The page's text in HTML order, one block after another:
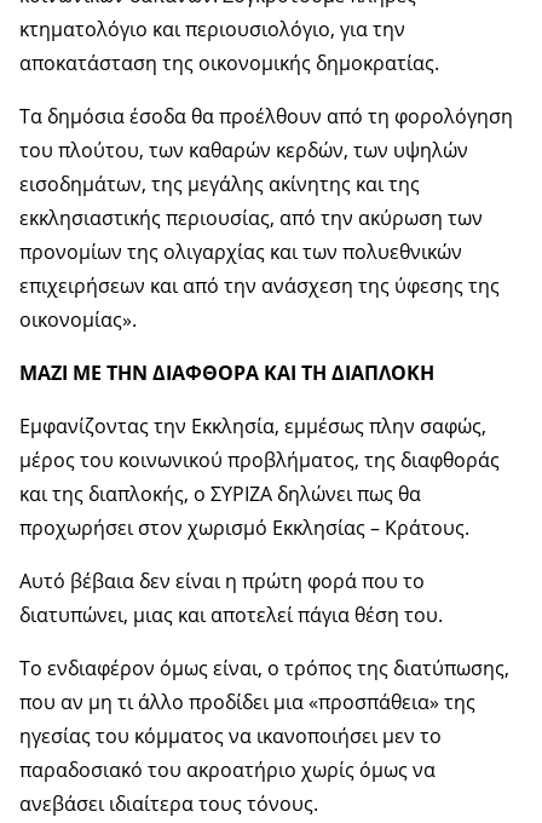
κτηματολόγιο και περιουσιολόγιο, για την
αποκατάσταση της οικονομικής δημοκρατίας.
Τα δημόσια έσοδα θα προέλθουν από τη φορολόγηση
του πλούτου, των καθαρών κερδών, των υψηλών
εισοδημάτων, της μεγάλης ακίνητης και της
εκκλησιαστικής περιουσίας, από την ακύρωση των
προνομίων της ολιγαρχίας και των πολυεθνικών
επιχειρήσεων και από την ανάσχεση της ύφεσης της
οικονομίας».
ΜΑΖΙ ΜΕ ΤΗΝ ΔΙΑΦΘΟΡΑ ΚΑΙ ΤΗ ΔΙΑΠΛΟΚΗ
Εμφανίζοντας την Εκκλησία, εμμέσως πλην σαφώς,
μέρος του κοινωνικού προβλήματος, της διαφθοράς
και της διαπλοκής, ο ΣΥΡΙΖΑ δηλώνει πως θα
προχωρήσει στον χωρισμό Εκκλησίας – Κράτους.
Αυτό βέβαια δεν είναι η πρώτη φορά που το
διατυπώνει, μιας και αποτελεί πάγια θέση του.
Το ενδιαφέρον όμως είναι, ο τρόπος της διατύπωσης,
που αν μη τι άλλο προδίδει μια «προσπάθεια» της
ηγεσίας του κόμματος να ικανοποιήσει μεν το
παραδοσιακό του ακροατήριο χωρίς όμως να
ανεβάσει ιδιαίτερα τους τόνους.